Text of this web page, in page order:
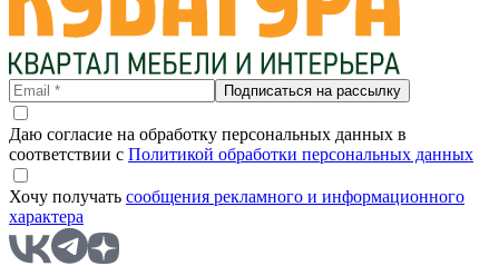
Подписаться на рассылку
Даю согласие на обработку персональных данных в
соответствии с Политикой обработки персональных данных
Хочу получать сообщения рекламного и информационного
характера